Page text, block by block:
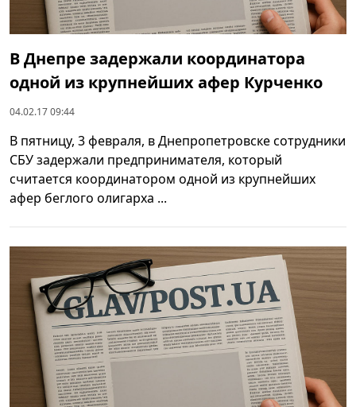
В Днепре задержали координатора
одной из крупнейших афер Курченко
04.02.17 09:44
В пятницу, 3 февраля, в Днепропетровске сотрудники
СБУ задержали предпринимателя, который
считается координатором одной из крупнейших
афер беглого олигарха ...